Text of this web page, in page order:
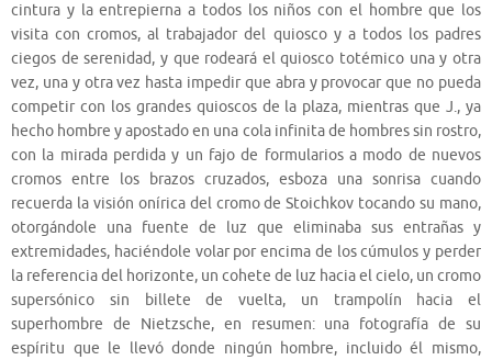
cintura y la entrepierna a todos los niños con el hombre que los
visita con cromos, al trabajador del quiosco y a todos los padres
ciegos de serenidad, y que rodeará el quiosco totémico una y otra
vez, una y otra vez hasta impedir que abra y provocar que no pueda
competir con los grandes quioscos de la plaza, mientras que J., ya
hecho hombre y apostado en una cola infinita de hombres sin rostro,
con la mirada perdida y un fajo de formularios a modo de nuevos
cromos entre los brazos cruzados, esboza una sonrisa cuando
recuerda la visión onírica del cromo de Stoichkov tocando su mano,
otorgándole una fuente de luz que eliminaba sus entrañas y
extremidades, haciéndole volar por encima de los cúmulos y perder
la referencia del horizonte, un cohete de luz hacia el cielo, un cromo
supersónico sin billete de vuelta, un trampolín hacia el
superhombre de Nietzsche, en resumen: una fotografía de su
espíritu que le llevó donde ningún hombre, incluido él mismo,